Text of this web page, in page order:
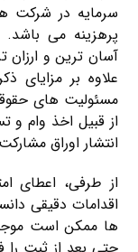
سرمایه در شرکت
پرهزینه می
آسان ترین و
علاوه بر مزایای
مسئولیت های
از قبیل اخذ وام و
انتشار اوراق
از طرفی، اعطای
اقدامات دقیقی
ها ممکن است